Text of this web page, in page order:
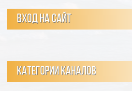
ВХОД НА САЙТ
КАТЕГОРИИ КАНАЛОВ